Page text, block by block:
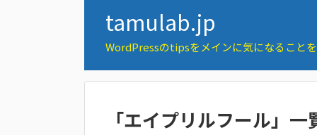
tamulab.jp
WordPressのtipsをメインに気になること
「エイプリルフール」 一